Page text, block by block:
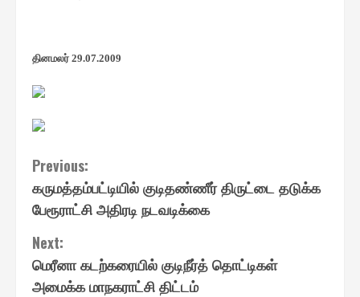
தினமலர் 29.07.2009
Continue
Reading
Previous:
கருமத்தம்பட்டியில் குடிதண்ணீர் திருட்டை தடுக்க
பேரூராட்சி அதிரடி நடவடிக்கை
Next:
மெரீனா கடற்கரையில் குடிநீர்த் தொட்டிகள்
அமைக்க மாநகராட்சி திட்டம்